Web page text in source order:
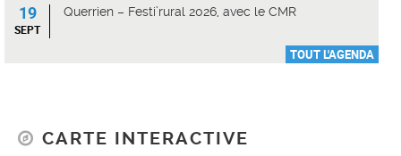
19
SEPT
Querrien – Festi’rural 2026, avec le CMR
TOUT L'AGENDA
CARTE INTERACTIVE